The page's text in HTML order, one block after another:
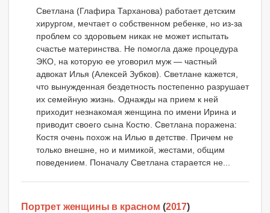
Светлана (Глафира Тарханова) работает детским
хирургом, мечтает о собственном ребенке, но из-за
проблем со здоровьем никак не может испытать
счастье материнства. Не помогла даже процедура
ЭКО, на которую ее уговорил муж — частный
адвокат Илья (Алексей Зубков). Светлане кажется,
что вынужденная бездетность постепенно разрушает
их семейную жизнь. Однажды на прием к ней
приходит незнакомая женщина по имени Ирина и
приводит своего сына Костю. Светлана поражена:
Костя очень похож на Илью в детстве. Причем не
только внешне, но и мимикой, жестами, общим
поведением. Поначалу Светлана старается не...
Портрет женщины в красном (2017)